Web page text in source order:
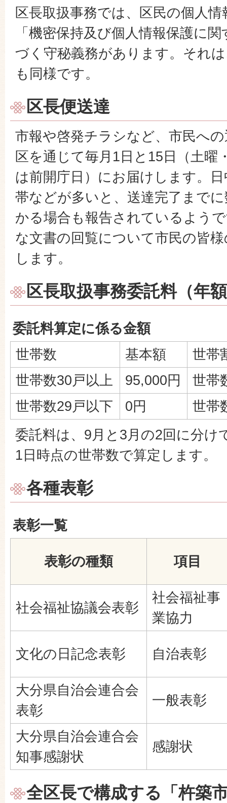
認に関すること。
市に対する要望事項の進達に
その他、市長と行政区・区長
と認められたこと。
区長取扱事務では、区民の個人
「機密保持及び個人情報保護に
づく守秘義務があります。それ
も同様です。
区長便送達
市報や啓発チラシなど、市民へ
区を通じて毎月1日と15日（土曜
は前開庁日）にお届けします。
帯などが多いと、送達完了まで
かる場合も報告されているよう
な文書の回覧について市民の皆
します。
区長取扱事務委託料（年
委託料算定に係る金額
世帯数
基本額
世帯
世帯数30戸以上
95,000円
世帯
世帯数29戸以下
0円
世帯
委託料は、9月と3月の2回に分け
1日時点の世帯数で算定します。
各種表彰
表彰一覧
表彰の種類 項目
社会福祉協議会表彰
社会福祉事
業協力
文化の日記念表彰 自治表彰
大分県自治会連合会
表彰
一般表彰
大分県自治会連合会
知事感謝状
感謝状
全区長で構成する「杵築